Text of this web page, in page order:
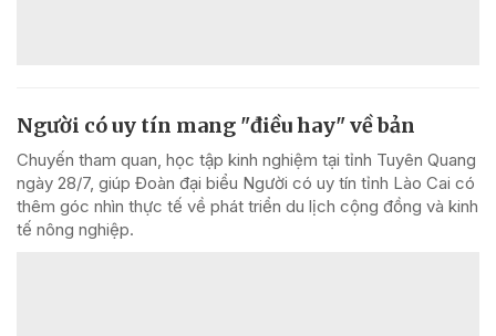
Người có uy tín mang "điều hay" về bản
Chuyến tham quan, học tập kinh nghiệm tại tỉnh Tuyên Quang
ngày 28/7, giúp Đoàn đại biểu Người có uy tín tỉnh Lào Cai có
thêm góc nhìn thực tế về phát triển du lịch cộng đồng và kinh
tế nông nghiệp.